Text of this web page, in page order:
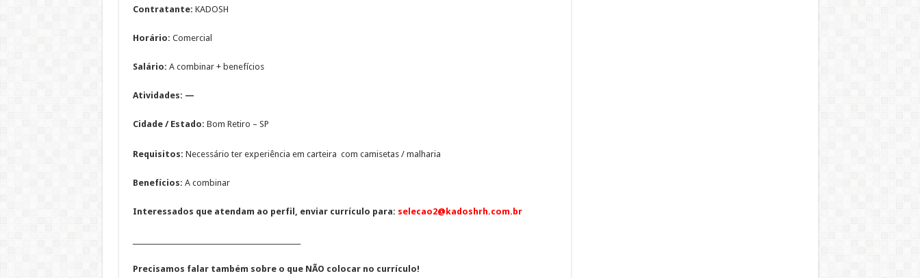
Contratante: KADOSH
Horário: Comercial
Salário: A combinar + benefícios
Atividades: —
Cidade / Estado: Bom Retiro – SP
Requisitos: Necessário ter experiência em carteira com camisetas / malharia
Benefícios: A combinar
Interessados que atendam ao perfil, enviar currículo para: selecao2@kadoshrh.com.br
Precisamos falar também sobre o que NÃO colocar no currículo!